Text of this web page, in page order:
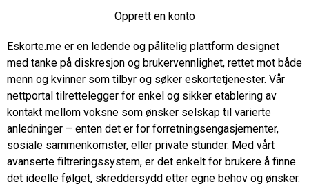
Opprett en konto
Eskorte.me er en ledende og pålitelig plattform designet
med tanke på diskresjon og brukervennlighet, rettet mot både
menn og kvinner som tilbyr og søker eskortetjenester. Vår
nettportal tilrettelegger for enkel og sikker etablering av
kontakt mellom voksne som ønsker selskap til varierte
anledninger – enten det er for forretningsengasjementer,
sosiale sammenkomster, eller private stunder. Med vårt
avanserte filtreringssystem, er det enkelt for brukere å finne
det ideelle følget, skreddersydd etter egne behov og ønsker.